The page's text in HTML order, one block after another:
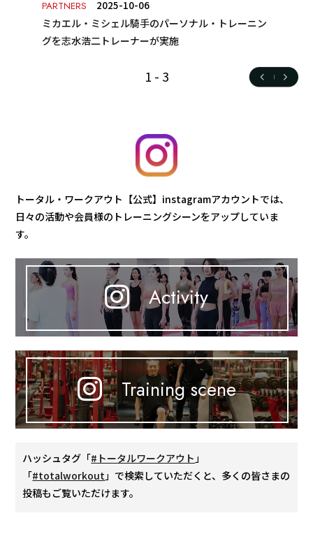
PARTNERS
2025-10-06
ミカエル・ミシェル騎手のパーソナル・トレーニン
グを志水浩二トレーナーが実施
1 - 3
トータル・ワークアウト【公式】instagramアカウントでは、
日々の活動や会員様のトレーニングシーンをアップしていま
す。
Activity
Training scene
ハッシュタグ「#トータルワークアウト」
「#totalworkout」で検索していただくと、多くの皆さまの
投稿もご覧いただけます。